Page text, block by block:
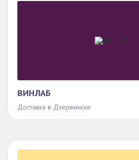
ВИНЛАБ
Доставка в Дзержинске